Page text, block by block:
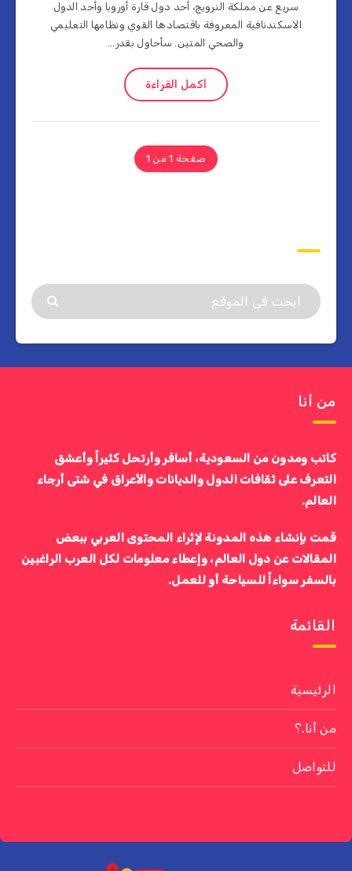
سريع عن مملكة النرويج، أحد دول قارة أوروبا وأحد الدول
الاسكندنافية المعروفة باقتصادها القوي ونظامها التعليمي
والصحي المتين. سأحاول بقدر…
أكمل القراءة
صفحة 1 من 1
من أنا
كاتب ومدون من السعودية، أسافر وأرتحل كثيراً وأعشق
التعرف على ثقافات الدول والديانات والأعراق في شتى أرجاء
العالم.
قمت بإنشاء هذه المدونة لإثراء المحتوى العربي ببعض
المقالات عن دول العالم، وإعطاء معلومات لكل العرب الراغبين
بالسفر سواءاً للسياحة أو للعمل.
القائمة
الرئيسية
من أنا.؟
للتواصل